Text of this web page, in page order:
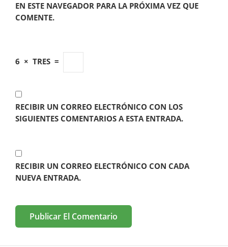
EN ESTE NAVEGADOR PARA LA PRÓXIMA VEZ QUE
COMENTE.
6 × TRES =
RECIBIR UN CORREO ELECTRÓNICO CON LOS
SIGUIENTES COMENTARIOS A ESTA ENTRADA.
RECIBIR UN CORREO ELECTRÓNICO CON CADA
NUEVA ENTRADA.